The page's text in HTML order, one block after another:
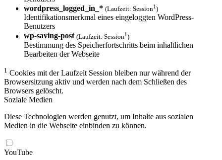
wordpress_logged_in_* (Laufzeit: Session1)
Identifikationsmerkmal eines eingeloggten WordPress-
Benutzers
wp-saving-post (Laufzeit: Session1)
Bestimmung des Speicherfortschritts beim inhaltlichen
Bearbeiten der Webseite
1 Cookies mit der Laufzeit Session bleiben nur während der
Browsersitzung aktiv und werden nach dem Schließen des
Browsers gelöscht.
Soziale Medien
Diese Technologien werden genutzt, um Inhalte aus sozialen
Medien in die Webseite einbinden zu können.
YouTube